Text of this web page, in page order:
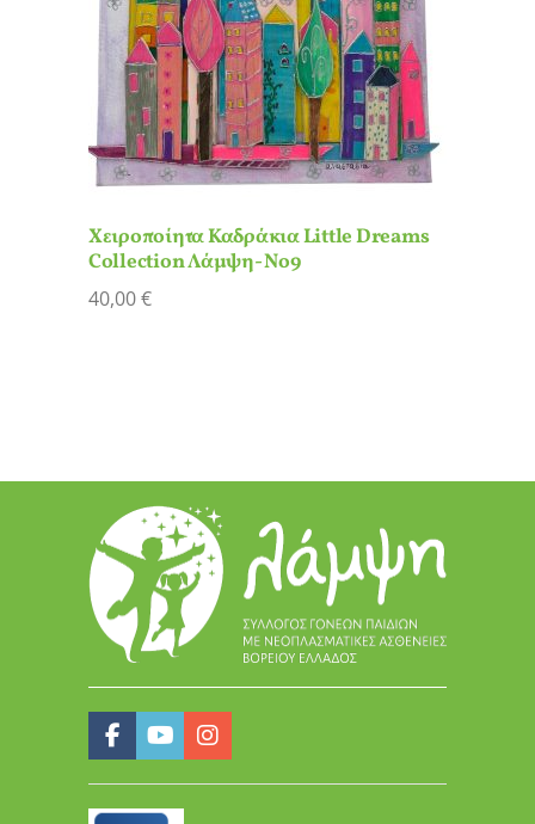
Χειροποίητα Καδράκια Little Dreams
Collection Λάμψη- Νο9
40,00€